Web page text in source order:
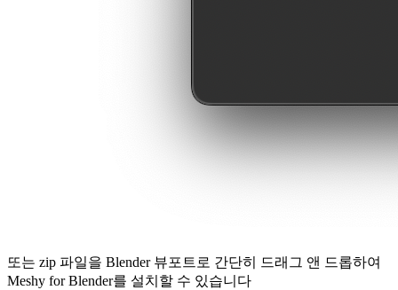
또는 zip 파일을 Blender 뷰포트로 간단히 드래그 앤 드롭하여
Meshy for Blender를 설치할 수 있습니다